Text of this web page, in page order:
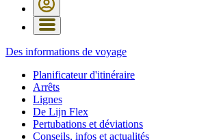
Des informations de voyage
Planificateur d'itinéraire
Arrêts
Lignes
De Lijn Flex
Pertubations et déviations
Conseils, infos et actualités